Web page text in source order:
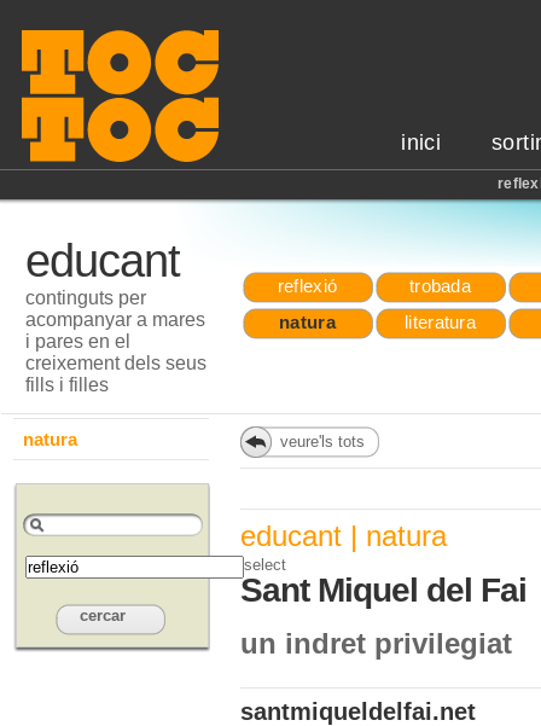
inici
reflexió
trobada
natura
literatura
educant
continguts per
acompanyar a mares
i pares en el
creixement dels seus
fills i filles
natura
select
veure'ls tots
educant | natura
Sant Miquel del Fai
un indret privilegiat
santmiqueldelfai.net